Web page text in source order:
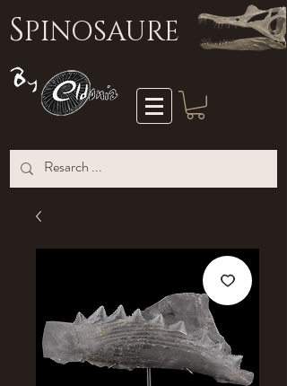
SPINOSAURE